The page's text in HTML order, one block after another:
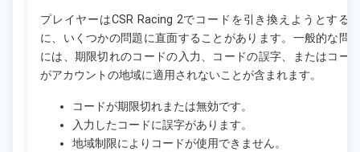
プレイヤーはCSR Racing 2でコードを引き換えようとする
に、いくつかの問題に直面することがあります。一般的な問
には、期限切れのコードの入力、コードの誤字、またはコー
がアカウントの地域に適用されないことが含まれます。
コードが期限切れまたは無効です。
入力したコードに誤字があります。
地域制限によりコードが使用できません。